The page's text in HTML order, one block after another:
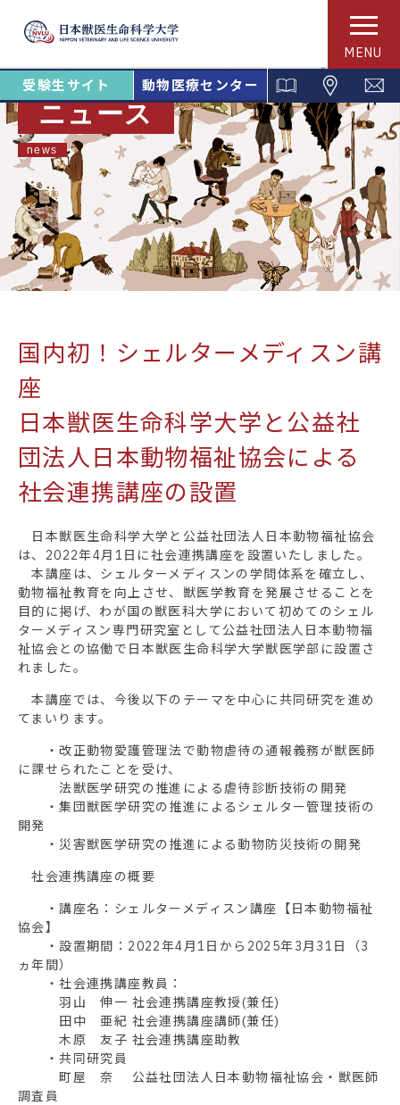
MENU
受験生サイト 動物医療センター
ニュース
news
国内初！シェルターメディスン講
座
日本獣医生命科学大学と公益社
団法人日本動物福祉協会による
社会連携講座の設置
日本獣医生命科学大学と公益社団法人日本動物福祉協会
は、2022年4月1日に社会連携講座を設置いたしました。
本講座は、シェルターメディスンの学問体系を確立し、
動物福祉教育を向上させ、獣医学教育を発展させることを
目的に掲げ、わが国の獣医科大学において初めてのシェル
ターメディスン専門研究室として公益社団法人日本動物福
祉協会との協働で日本獣医生命科学大学獣医学部に設置さ
れました。
本講座では、今後以下のテーマを中心に共同研究を進め
てまいります。
・改正動物愛護管理法で動物虐待の通報義務が獣医師
に課せられたことを受け、
法獣医学研究の推進による虐待診断技術の開発
・集団獣医学研究の推進によるシェルター管理技術の
開発
・災害獣医学研究の推進による動物防災技術の開発
社会連携講座の概要
・講座名：シェルターメディスン講座【日本動物福祉
協会】
・設置期間：2022年4月1日から2025年3月31日（3
ヵ年間）
・社会連携講座教員：
羽山 伸一 社会連携講座教授(兼任)
田中 亜紀 社会連携講座講師(兼任)
木原 友子 社会連携講座助教
・共同研究員
町屋 奈 公益社団法人日本動物福祉協会・獣医師
調査員